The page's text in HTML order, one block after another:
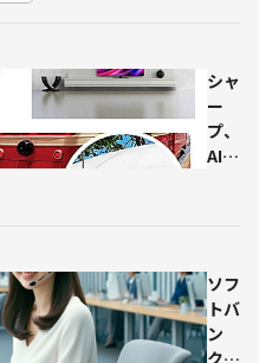
「競争
力のあ
る生成
AI基盤
モデル
採択
シャ
ー
プ、
AIで
調整
する
新型
テレ
ソフ
トバ
ン
ク、